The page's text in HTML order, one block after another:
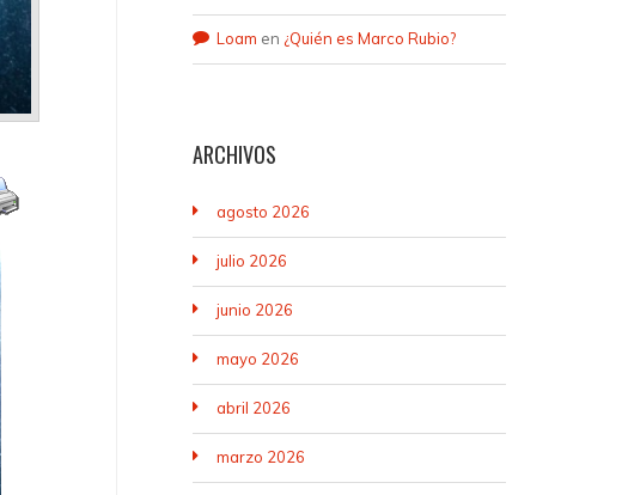
Loam en ¿Quién es Marco Rubio?
ARCHIVOS
agosto 2026
julio 2026
junio 2026
mayo 2026
abril 2026
marzo 2026